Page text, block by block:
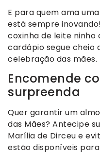
E para quem ama
está sempre
coxinha de leite ninho
cardápio segue cheio
celebração das mães.
Encomende
surpreenda
Quer garantir um
das Mães? Antecipe
Marília de Dirceu e
estão disponíveis